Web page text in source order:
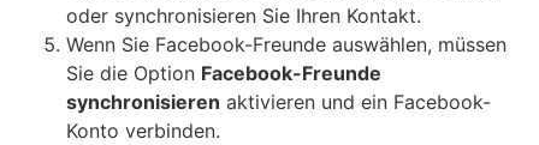
oder synchronisieren Sie Ihren Kontakt.
Wenn Sie Facebook-Freunde auswählen, müssen
Sie die Option Facebook-Freunde
synchronisieren aktivieren und ein Facebook-
Konto verbinden.